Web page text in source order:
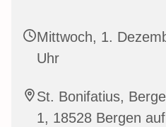
Mittwoch, 1.
Uhr
St. Bonifatius,
1, 18528 Bergen